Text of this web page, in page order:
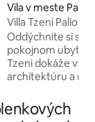
ohodnotenie 5
Vila v meste
Villa Tzeni Palios
Oddýchnite si s
pokojnom
Tzeni dokáže
architektúru a
Poloha je ideálna
vrcholov